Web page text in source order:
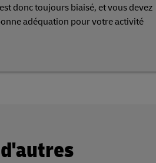
donc toujours biaisé, et vous devez
adéquation pour votre activité